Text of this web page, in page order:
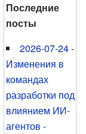
Последние
посты
2026-07-24 -
Изменения в
командах
разработки под
влиянием ИИ-
агентов -